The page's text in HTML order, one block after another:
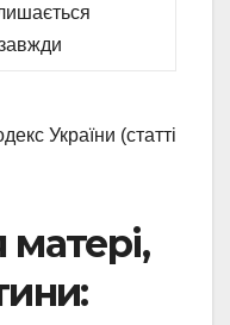
України (статті